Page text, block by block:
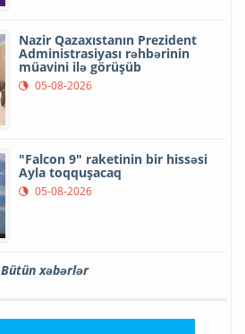
Nazir Qazaxıstanın Prezident
Administrasiyası rəhbərinin
müavini ilə görüşüb
05-08-2026
"Falcon 9" raketinin bir hissəsi
Ayla toqquşacaq
05-08-2026
Bütün xəbərlər